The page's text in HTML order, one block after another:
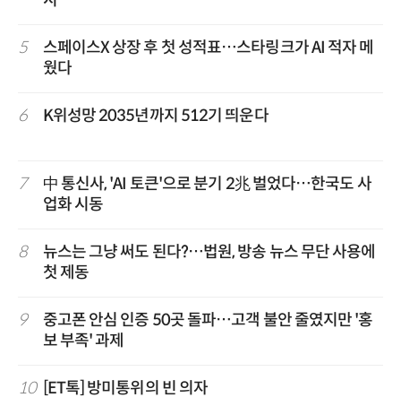
5
스페이스X 상장 후 첫 성적표…스타링크가 AI 적자 메
웠다
6 K위성망 2035년까지 512기 띄운다
7
中 통신사, 'AI 토큰'으로 분기 2兆 벌었다…한국도 사
업화 시동
8
뉴스는 그냥 써도 된다?…법원, 방송 뉴스 무단 사용에
첫 제동
9
중고폰 안심 인증 50곳 돌파…고객 불안 줄였지만 '홍
보 부족' 과제
10 [ET톡] 방미통위의 빈 의자